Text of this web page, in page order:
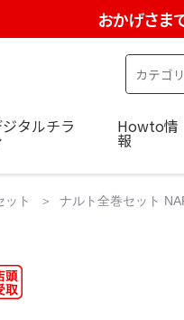
おかげさま
タルチラ Howto情
報
ット ナルト全巻セット